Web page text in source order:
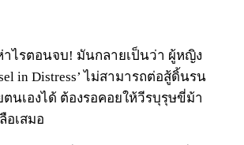
าไรตอนจบ! มันกลายเป็นว่า ผู้หญิง
in Distress’ ไม่สามารถต่อสู้ดิ้นรน
ตนเองได้ ต้องรอคอยให้วีรบุรุษขี่ม้า
อเสมอ